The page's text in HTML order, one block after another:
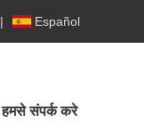
| Español
हमसे संपर्क करे